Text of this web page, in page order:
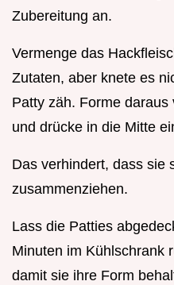
Zubereitung an.
Vermenge das
Zutaten, aber knete es
Patty zäh. Forme
und drücke in die Mitte
Das verhindert, dass sie
zusammenziehen.
Lass die Patties
Minuten im Kühlschrank
damit sie ihre Form